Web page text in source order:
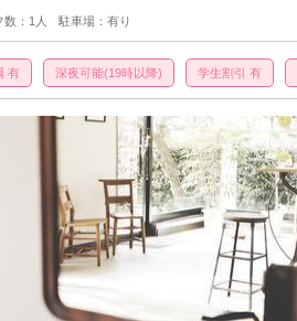
数：1人 駐車場：有り
有 深夜可能(19時以降) 学生割引 有